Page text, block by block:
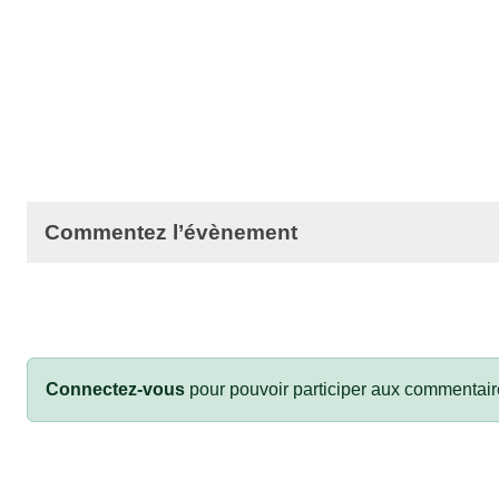
Commentez l’évènement
Connectez-vous pour pouvoir participer aux